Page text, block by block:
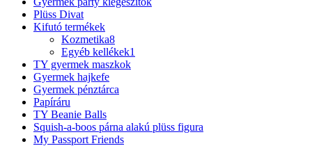
Plüss Divat
Kifutó termékek
Kozmetika8
Egyéb kellékek1
TY gyermek maszkok
Gyermek hajkefe
Gyermek pénztárca
Papíráru
TY Beanie Balls
Squish-a-boos párna alakú plüss figura
My Passport Friends